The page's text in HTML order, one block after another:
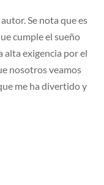
Se nota que es
cumple el sueño
alta exigencia por el
nosotros veamos
me ha divertido y